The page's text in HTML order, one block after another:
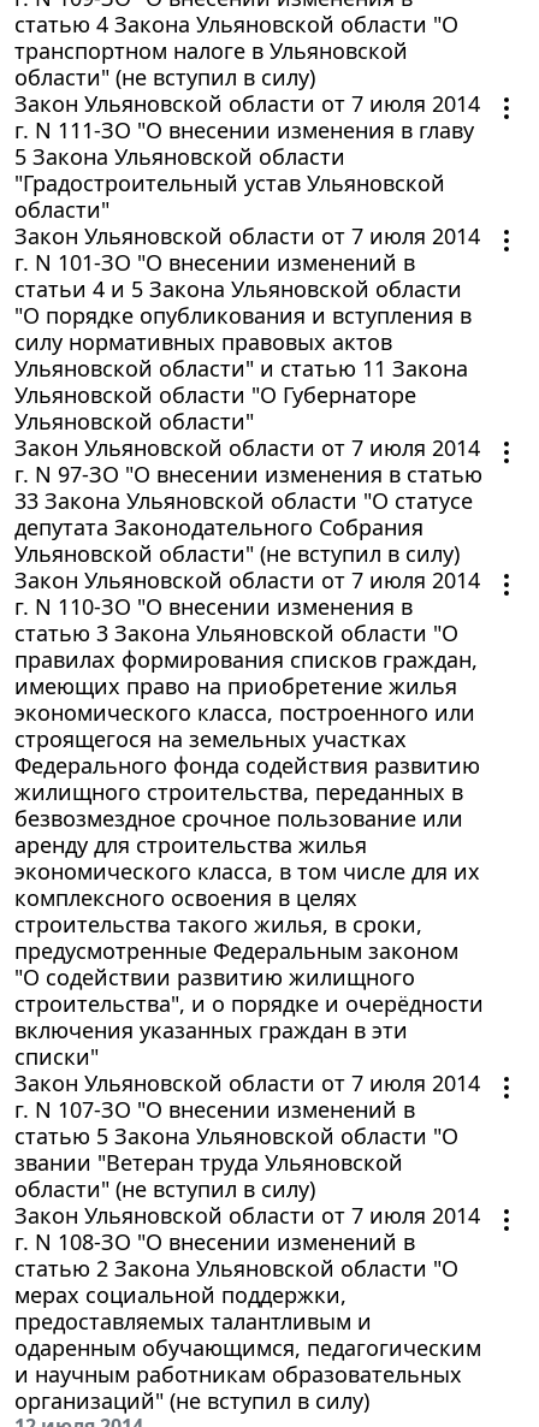
статью 4 Закона Ульяновской области "О
транспортном налоге в Ульяновской
области" (не вступил в силу)
Закон Ульяновской области от 7 июля 2014
г. N 111-ЗО "О внесении изменения в главу
5 Закона Ульяновской области
"Градостроительный устав Ульяновской
области"
Закон Ульяновской области от 7 июля 2014
г. N 101-ЗО "О внесении изменений в
статьи 4 и 5 Закона Ульяновской области
"О порядке опубликования и вступления в
силу нормативных правовых актов
Ульяновской области" и статью 11 Закона
Ульяновской области "О Губернаторе
Ульяновской области"
Закон Ульяновской области от 7 июля 2014
г. N 97-ЗО "О внесении изменения в статью
33 Закона Ульяновской области "О статусе
депутата Законодательного Собрания
Ульяновской области" (не вступил в силу)
Закон Ульяновской области от 7 июля 2014
г. N 110-ЗО "О внесении изменения в
статью 3 Закона Ульяновской области "О
правилах формирования списков граждан,
имеющих право на приобретение жилья
экономического класса, построенного или
строящегося на земельных участках
Федерального фонда содействия развитию
жилищного строительства, переданных в
безвозмездное срочное пользование или
аренду для строительства жилья
экономического класса, в том числе для их
комплексного освоения в целях
строительства такого жилья, в сроки,
предусмотренные Федеральным законом
"О содействии развитию жилищного
строительства", и о порядке и очерёдности
включения указанных граждан в эти
списки"
Закон Ульяновской области от 7 июля 2014
г. N 107-ЗО "О внесении изменений в
статью 5 Закона Ульяновской области "О
звании "Ветеран труда Ульяновской
области" (не вступил в силу)
Закон Ульяновской области от 7 июля 2014
г. N 108-ЗО "О внесении изменений в
статью 2 Закона Ульяновской области "О
мерах социальной поддержки,
предоставляемых талантливым и
одаренным обучающимся, педагогическим
и научным работникам образовательных
организаций" (не вступил в силу)